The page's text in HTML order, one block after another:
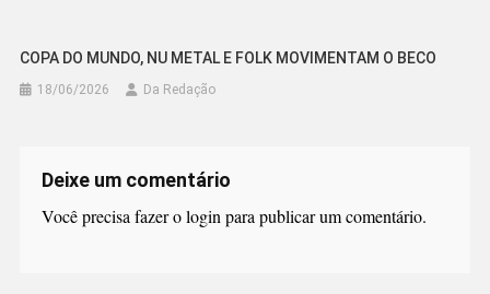
COPA DO MUNDO, NU METAL E FOLK MOVIMENTAM O BECO
18/06/2026 Da Redação
Deixe um comentário
Você precisa fazer ologin para publicar um comentário.